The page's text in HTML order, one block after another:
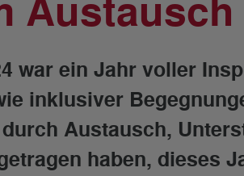
war ein Jahr voller
inklusiver
Austausch,
haben, dieses